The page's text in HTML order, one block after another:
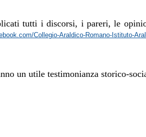
tutti i discorsi, i pareri, le
Collegio-Araldico-Romano-Istituto-
un utile testimonianza storico-